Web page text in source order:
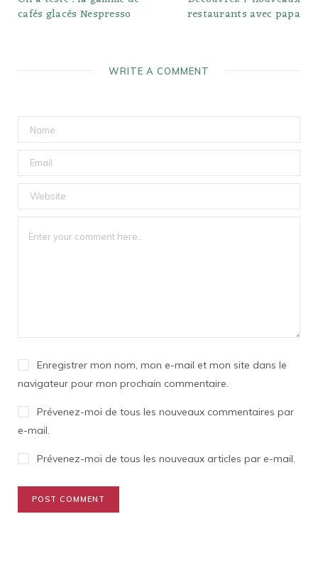
cafés glacés Nespresso restaurants avec papa
WRITE A COMMENT
Enregistrer mon nom, mon e-mail et mon site dans le
navigateur pour mon prochain commentaire.
Prévenez-moi de tous les nouveaux commentaires par
e-mail.
Prévenez-moi de tous les nouveaux articles par e-mail.